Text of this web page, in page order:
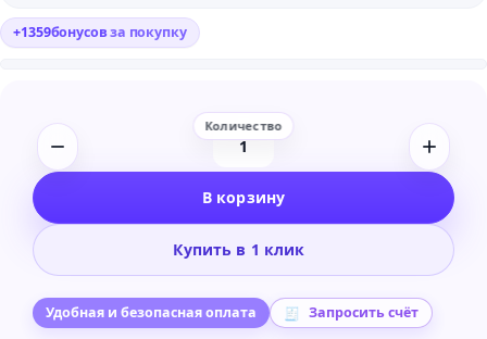
+1359бонусовза покупку
Количество
Serato
Pro
DJ
В корзину
Купить в 1 клик
Удобная и безопасная оплата Запросить счёт